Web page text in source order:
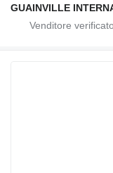
GUAINVILLE